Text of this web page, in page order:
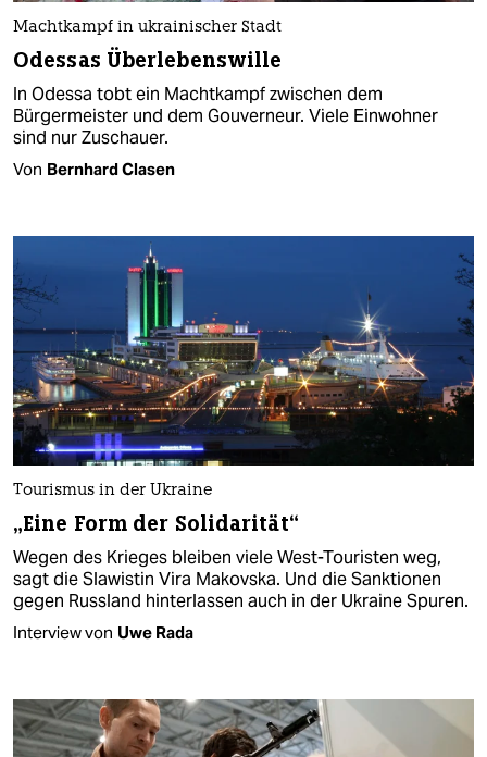
Machtkampf in ukrainischer Stadt
Odessas Überlebenswille
In Odessa tobt ein Machtkampf zwischen dem
Bürgermeister und dem Gouverneur. Viele Einwohner
sind nur Zuschauer.
Von Bernhard Clasen
Tourismus in der Ukraine
„Eine Form der Solidarität“
Wegen des Krieges bleiben viele West-Touristen weg,
sagt die Slawistin Vira Makovska. Und die Sanktionen
gegen Russland hinterlassen auch in der Ukraine Spuren.
Interview von Uwe Rada